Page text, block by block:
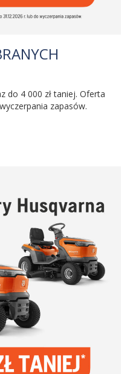
do 4 000 zł taniej. Oferta
zapasów.